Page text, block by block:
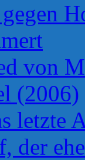
von
(2006)
letzte
der